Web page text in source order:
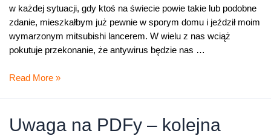
w każdej sytuacji, gdy ktoś na świecie powie takie lub podobne
zdanie, mieszkałbym już pewnie w sporym domu i jeździł moim
wymarzonym mitsubishi lancerem. W wielu z nas wciąż
pokutuje przekonanie, że antywirus będzie nas …
Antywirus
Read More »
Uwaga na PDFy – kolejna